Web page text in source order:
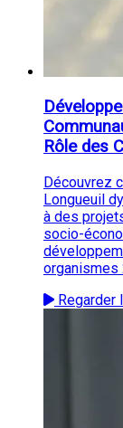
Rôle des
Découvrez
Longueuil
à des
socio-
organismes
Regarder